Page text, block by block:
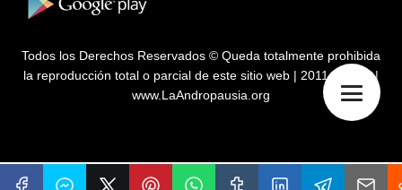
Todos los Derechos Reservados © Queda totalmente prohibida
la reproducción total o parcial de este sitio web | 2011 – 2026 |
www.LaAndropausia.org